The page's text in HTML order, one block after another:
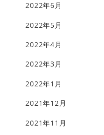
2022年6月
2022年5月
2022年4月
2022年3月
2022年1月
2021年12月
2021年11月